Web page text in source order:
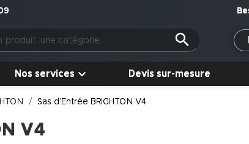
Nos services Devis sur-mesure
Sas d’Entrée BRIGHTON V4
V4